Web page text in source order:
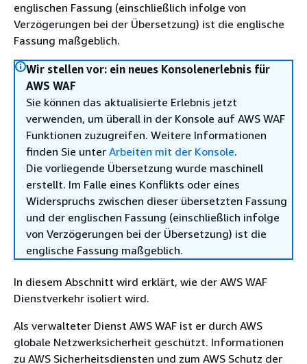
englischen Fassung (einschließlich infolge von
Verzögerungen bei der Übersetzung) ist die englische
Fassung maßgeblich.
Wir stellen vor: ein neues Konsolenerlebnis für
AWS WAF
Sie können das aktualisierte Erlebnis jetzt
verwenden, um überall in der Konsole auf AWS WAF
Funktionen zuzugreifen. Weitere Informationen
finden Sie unter Arbeiten mit der Konsole.
Die vorliegende Übersetzung wurde maschinell
erstellt. Im Falle eines Konflikts oder eines
Widerspruchs zwischen dieser übersetzten Fassung
und der englischen Fassung (einschließlich infolge
von Verzögerungen bei der Übersetzung) ist die
englische Fassung maßgeblich.
In diesem Abschnitt wird erklärt, wie der AWS WAF
Dienstverkehr isoliert wird.
Als verwalteter Dienst AWS WAF ist er durch AWS
globale Netzwerksicherheit geschützt. Informationen
zu AWS Sicherheitsdiensten und zum AWS Schutz der